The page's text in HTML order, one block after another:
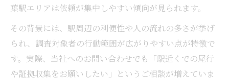
葉駅エリアは依頼が集中しやすい傾向が見られます。
その背景には、駅周辺の利便性や人の流れの多さが挙げ
られ、調査対象者の行動範囲が広がりやすい点が特徴で
す。実際、当社へのお問い合わせでも「駅近くでの尾行
や証拠収集をお願いしたい」というご相談が増えていま